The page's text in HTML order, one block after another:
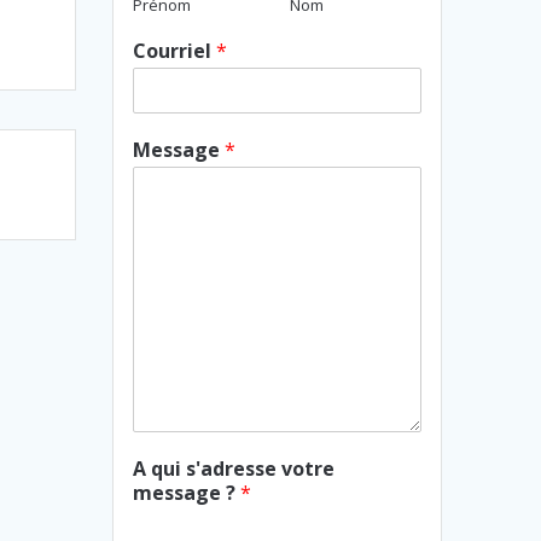
Prénom Nom
Courriel*
Message*
A qui s'adresse votre
message ?*